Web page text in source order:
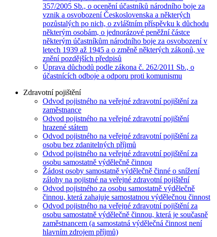
357/2005 Sb., o ocenění účastníků národního boje za
vznik a osvobození Československa a některých
pozůstalých po nich, o zvláštním příspěvku k důchodu
některým osobám, o jednorázové peněžní částce
některým účastníkům národního boje za osvobození v
letech 1939 až 1945 a o změně některých zákonů, ve
znění pozdějších předpisů
Úprava důchodů podle zákona č. 262/2011 Sb., o
účastnících odboje a odporu proti komunismu
Zdravotní pojištění
Odvod pojistného na veřejné zdravotní pojištění za
zaměstnance
Odvod pojistného na veřejné zdravotní pojištění
hrazené státem
Odvod pojistného na veřejné zdravotní pojištění za
osobu bez zdanitelných příjmů
Odvod pojistného na veřejné zdravotní pojištění za
osobu samostatně výdělečně činnou
Žádost osoby samostatně výdělečně činné o snížení
zálohy na pojistné na veřejné zdravotní pojištění
Odvod pojistného za osobu samostatně výdělečně
činnou, která zahajuje samostatnou výdělečnou činnost
Odvod pojistného na veřejné zdravotní pojištění za
osobu samostatně výdělečně činnou, která je současně
zaměstnancem (a samostatná výdělečná činnost není
hlavním zdrojem příjmů)